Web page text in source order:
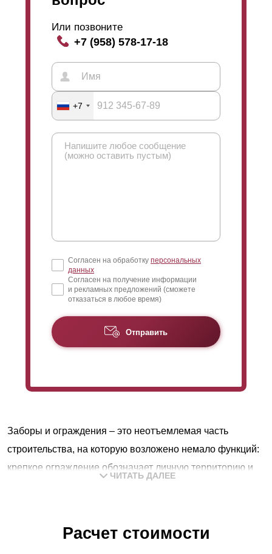
Или позвоните
+7 (958) 578-17-18
+7
Согласен на обработку персональных
данных
Согласен на получение информации
и рекламных предложений (сможете
отказаться в любое время)
Отправить
Заборы и ограждения – это неотъемлемая часть
строительства, на которую возложено немало функций:
крепкое ограждение обозначает личную территорию и
В любой приватной собственности можно чувствовать
ЧИТАТЬ ДАЛЕЕ
Расчет стоимости